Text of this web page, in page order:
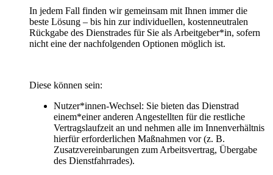
In jedem Fall finden wir gemeinsam mit Ihnen immer die
beste Lösung – bis hin zur individuellen, kostenneutralen
Rückgabe des Dienstrades für Sie als Arbeitgeber*in, sofern
nicht eine der nachfolgenden Optionen möglich ist.
Diese können sein:
Nutzer*innen-Wechsel: Sie bieten das Dienstrad
einem*einer anderen Angestellten für die restliche
Vertragslaufzeit an und nehmen alle im Innenverhältnis
hierfür erforderlichen Maßnahmen vor (z. B.
Zusatzvereinbarungen zum Arbeitsvertrag, Übergabe
des Dienstfahrrades).